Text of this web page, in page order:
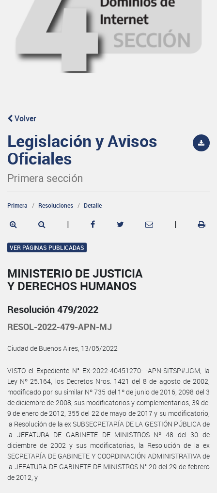
Volver
Legislación y Avisos
Oficiales
Primera sección
Primera Resoluciones Detalle
| |
VER PÁGINAS PUBLICADAS
MINISTERIO DE JUSTICIA
Y DERECHOS HUMANOS
Resolución 479/2022
RESOL-2022-479-APN-MJ
Ciudad de Buenos Aires, 13/05/2022
VISTO el Expediente N° EX-2022-40451270- -APN-SITSP#JGM, la
Ley Nº 25.164, los Decretos Nros. 1421 del 8 de agosto de 2002,
modificado por su similar Nº 735 del 1º de junio de 2016, 2098 del 3
de diciembre de 2008, sus modificatorios y complementarios, 39 del
9 de enero de 2012, 355 del 22 de mayo de 2017 y su modificatorio,
la Resolución de la ex SUBSECRETARÍA DE LA GESTIÓN PÚBLICA de
la JEFATURA DE GABINETE DE MINISTROS Nº 48 del 30 de
diciembre de 2002 y sus modificatorias, la Resolución de la ex
SECRETARÍA DE GABINETE Y COORDINACIÓN ADMINISTRATIVA de
la JEFATURA DE GABINETE DE MINISTROS N° 20 del 29 de febrero
de 2012, y